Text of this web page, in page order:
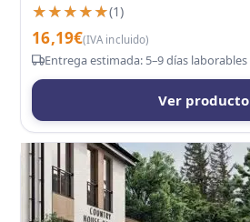
★★★★★
★★★★★(1)
16,19€(IVA incluido)
Entrega estimada: 5–9 días laborables
Ver producto